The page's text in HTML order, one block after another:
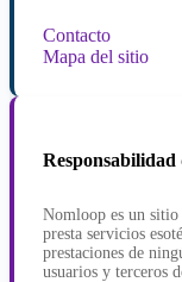
Contacto
Mapa del sitio
Responsabilidad
Nomloop es un
presta servicios
prestaciones de
usuarios y terceros